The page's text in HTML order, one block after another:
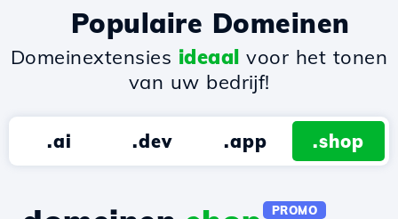
Populaire Domeinen
Domeinextensies ideaal voor het tonen
van uw bedrijf!
.ai .dev .app .shop
PROMO